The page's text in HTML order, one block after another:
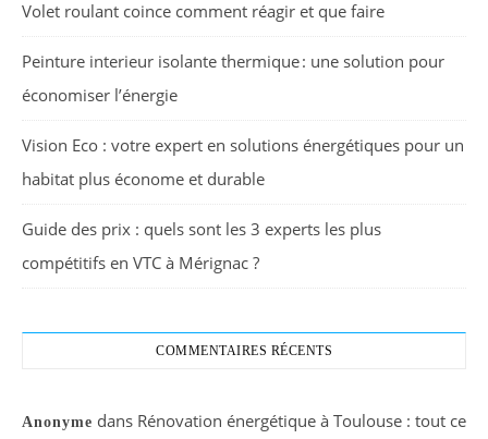
Volet roulant coince comment réagir et que faire
Peinture interieur isolante thermique : une solution pour
économiser l’énergie
Vision Eco : votre expert en solutions énergétiques pour un
habitat plus économe et durable
Guide des prix : quels sont les 3 experts les plus
compétitifs en VTC à Mérignac ?
COMMENTAIRES RÉCENTS
Anonyme dans Rénovation énergétique à Toulouse : tout ce